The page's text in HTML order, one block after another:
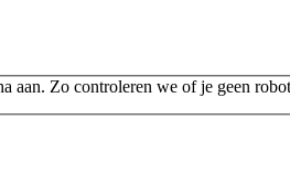
aan. Zo controleren we of je geen